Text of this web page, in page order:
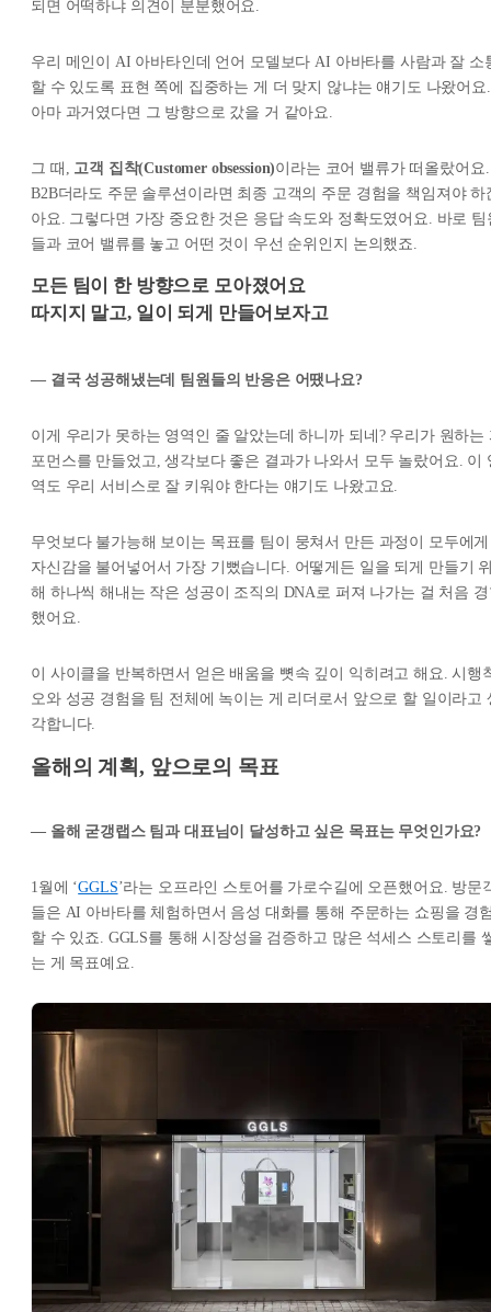
되면 어떡하냐 의견이 분분했어요.
우리 메인이 AI 아바타인데 언어 모델보다 AI 아바타를 사람과 잘 소
할 수 있도록 표현 쪽에 집중하는 게 더 맞지 않냐는 얘기도 나왔어요.
아마 과거였다면 그 방향으로 갔을 거 같아요.
그 때, 고객 집착(Customer obsession)이라는 코어 밸류가 떠올랐어요.
B2B더라도 주문 솔루션이라면 최종 고객의 주문 경험을 책임져야 하
아요. 그렇다면 가장 중요한 것은 응답 속도와 정확도였어요. 바로 팀
들과 코어 밸류를 놓고 어떤 것이 우선 순위인지 논의했죠.
모든 팀이 한 방향으로 모아졌어요
따지지 말고, 일이 되게 만들어보자고
— 결국 성공해냈는데 팀원들의 반응은 어땠나요?
이게 우리가 못하는 영역인 줄 알았는데 하니까 되네? 우리가 원하는
포먼스를 만들었고, 생각보다 좋은 결과가 나와서 모두 놀랐어요. 이
역도 우리 서비스로 잘 키워야 한다는 얘기도 나왔고요.
무엇보다 불가능해 보이는 목표를 팀이 뭉쳐서 만든 과정이 모두에게
자신감을 불어넣어서 가장 기뻤습니다. 어떻게든 일을 되게 만들기
해 하나씩 해내는 작은 성공이 조직의 DNA로 퍼져 나가는 걸 처음
했어요.
이 사이클을 반복하면서 얻은 배움을 뼛속 깊이 익히려고 해요. 시행
오와 성공 경험을 팀 전체에 녹이는 게 리더로서 앞으로 할 일이라고
각합니다.
올해의 계획, 앞으로의 목표
— 올해 굳갱랩스 팀과 대표님이 달성하고 싶은 목표는 무엇인가요?
1월에 ‘GGLS’라는 오프라인 스토어를 가로수길에 오픈했어요. 방문
들은 AI 아바타를 체험하면서 음성 대화를 통해 주문하는 쇼핑을 경
할 수 있죠. GGLS를 통해 시장성을 검증하고 많은 석세스 스토리를
는 게 목표예요.